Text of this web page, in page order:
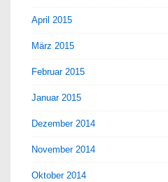
April 2015
März 2015
Februar 2015
Januar 2015
Dezember 2014
November 2014
Oktober 2014